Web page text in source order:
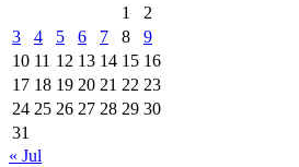
1
2
3
4 5 6 7 8
9
10 11 12 13 14 15 16
17 18 19 20 21 22 23
24 25 26 27 28 29 30
31
« Jul